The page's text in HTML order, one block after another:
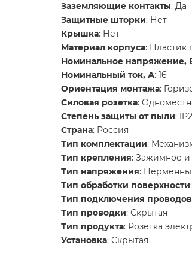
Заземляющие контакты: Да
Защитные шторки: Нет
Крышка: Нет
Материал корпуса: Пластик
Номинальное напряжение,
Номинальный ток, А: 16
Ориентация монтажа:
Силовая розетка:
Степень защиты от пыли:
Страна: Россия
Тип комплектации:
Тип крепления: Зажимное и
Тип напряжения:
Тип обработки поверхности
Тип подключения проводов
Тип проводки: Скрытая
Тип продукта: Розетка
Установка: Скрытая